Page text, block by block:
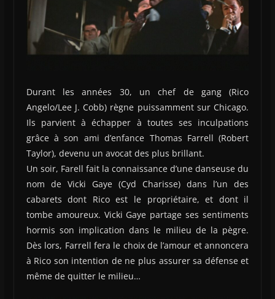
Durant les années 30, un chef de gang (Rico
Angelo/Lee J. Cobb) règne puissamment sur Chicago.
Ils parvient à échapper à toutes ses inculpations
grâce à son ami d’enfance Thomas Farrell (Robert
Taylor), devenu un avocat des plus brillant.
Un soir, Farell fait la connaissance d’une danseuse du
nom de Vicki Gaye (Cyd Charisse) dans l’un des
cabarets dont Rico est le propriétaire, et dont il
tombe amoureux. Vicki Gaye partage ses sentiments
hormis son implication dans le milieu de la pègre.
Dès lors, Farrell fera le choix de l’amour et annoncera
à Rico son intention de ne plus assurer sa défense et
même de quitter le milieu…